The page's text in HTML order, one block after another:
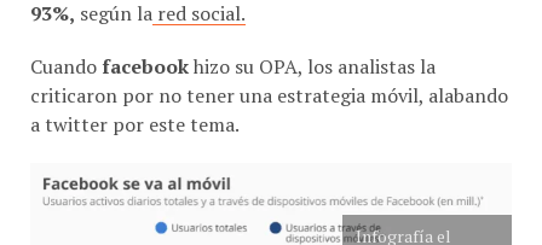
criticaron por no tener una estrategia móvil, alabando
a twitter por este tema.
Infografía el
statista